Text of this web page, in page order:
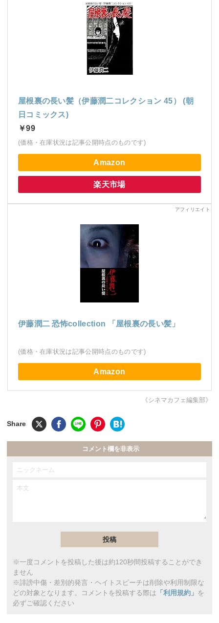
屋根裏の長い髪（伊藤潤二コレクション 45） (朝
日コミックス)
￥99
(価格・在庫状況は記事公開時点のものです)
Amazon
楽天市場
伊藤潤二 恐怖collection 「屋根裏の長い髪」
(価格・在庫状況は記事公開時点のものです)
Amazon
《シネマカフェ編集部》
コメント欄を非表示
※一度コメントを投稿した後は約120秒間投稿することができ
ません
※誹謗中傷・差別的発言・ヘイトスピーチは削除や利用制限な
どの対象となります。コメントを投稿する際は 「利用規約」 を
必ずご確認ください